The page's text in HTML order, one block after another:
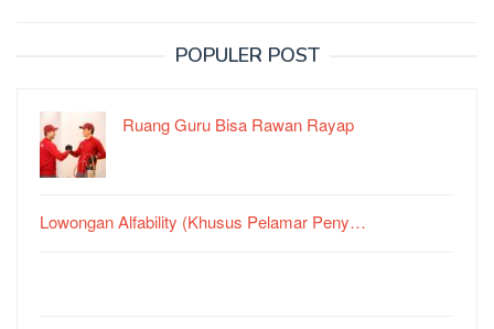
POPULER POST
Ruang Guru Bisa Rawan Rayap
Lowongan Alfability (Khusus Pelamar Peny…